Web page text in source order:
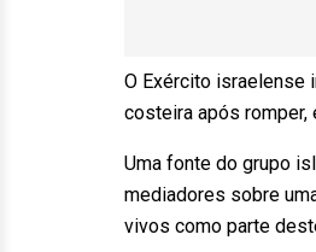
O Exército israelense
costeira após romper,
Uma fonte do grupo
mediadores sobre
vivos como parte